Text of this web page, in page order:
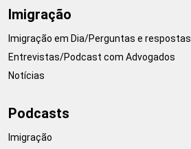
Imigração
Imigração em Dia/Perguntas e respostas
Entrevistas/Podcast com Advogados
Notícias
Podcasts
Imigração